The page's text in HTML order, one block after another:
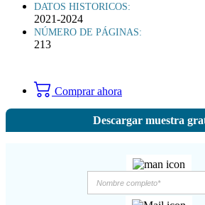
DATOS HISTORICOS:
2021-2024
NÚMERO DE PÁGINAS:
213
Comprar ahora
Descargar muestra